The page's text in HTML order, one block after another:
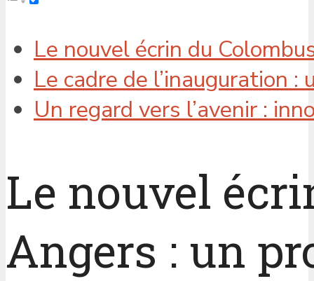
Le nouvel écrin du
Le cadre de l’inauguration
Un regard vers l’avenir :
Le nouvel
Angers : un